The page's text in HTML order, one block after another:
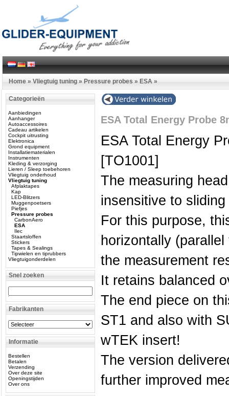
Home » Vliegtuig tuning » Pressure probes » ESA »
Categorieën
Aanbiedingen
Aanhanger
Autoaccessoires
Cadeau artikelen
Cockpit uitrusting
Elektronica
Grond equipment
Installatiematerialen
Instrumenten
Kleding & verzorging
Lieren / Sleep toebehoren
Vliegtuig onderhoud
Vliegtuig tuning
Afplaktapes
Kap
LED-Blitzers
Muggenpoetsers
Piefjes
Pressure probes
CarbonAero
ESA
Ilec
Staartsloffen
Stickers
Tapes & Sealings
Tipwielen en tiprubbers
Vliegtuigonderdelen
Snel zoeken
Fabrikanten
Informatie
Bestellen
Betalen
Verzending
Over deze site
Openingstijden
Over ons
ESA Total Energy Probe
ESA Total Energy
[TO1001]
The measuring
insensitive to
For this purpose,
horizontally
the measurement
It retains balanced
The end piece on
ST1 and also with
wTEK insert!
The version
further improved